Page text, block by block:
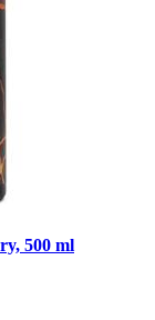
500 ml